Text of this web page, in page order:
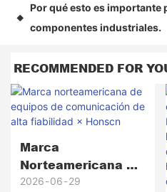
◆
Por qué esto es importante
componentes industriales.
RECOMMENDED FOR
Marca
Norteamericana De
Equipos De
2026 06 29